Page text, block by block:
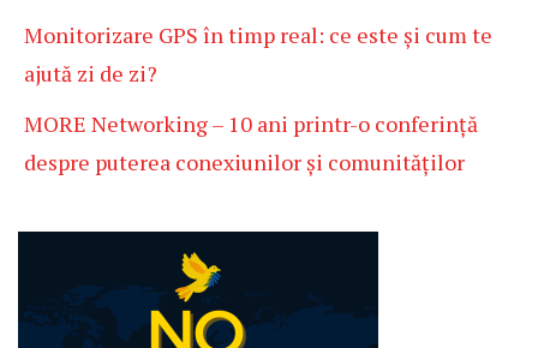
Monitorizare GPS în timp real: ce este și cum te
ajută zi de zi?
MORE Networking – 10 ani printr-o conferință
despre puterea conexiunilor și comunităților